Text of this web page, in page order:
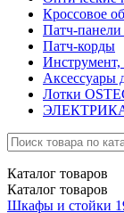
Кроссовое
Патч-панели
Патч-корды
Аксессуары
Лотки
Каталог товаров
Каталог товаров
Шкафы и стойки